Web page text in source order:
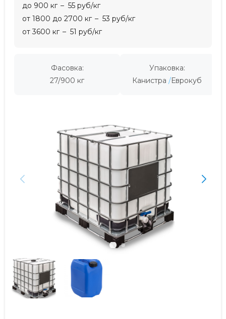
Фасовка:
27/900 кг
Упаковка:
Канистра
Еврокуб
до 900 кг
55 руб/кг
от 1800 до 2700 кг
53 руб/кг
от 3600 кг
51 руб/кг